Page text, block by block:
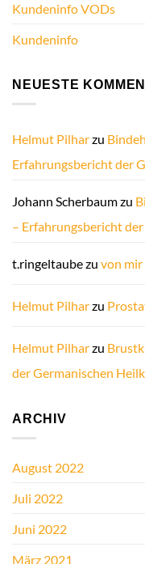
Kundeninfo VODs
Kundeninfo
NEUESTE
Helmut Pilharzu
Erfahrungsbericht der
Johann Scherbaumzu
– Erfahrungsbericht
t.ringeltaubezu von
Helmut Pilharzu
Helmut Pilharzu
der Germanischen
ARCHIV
August 2022
Juli 2022
Juni 2022
März 2021